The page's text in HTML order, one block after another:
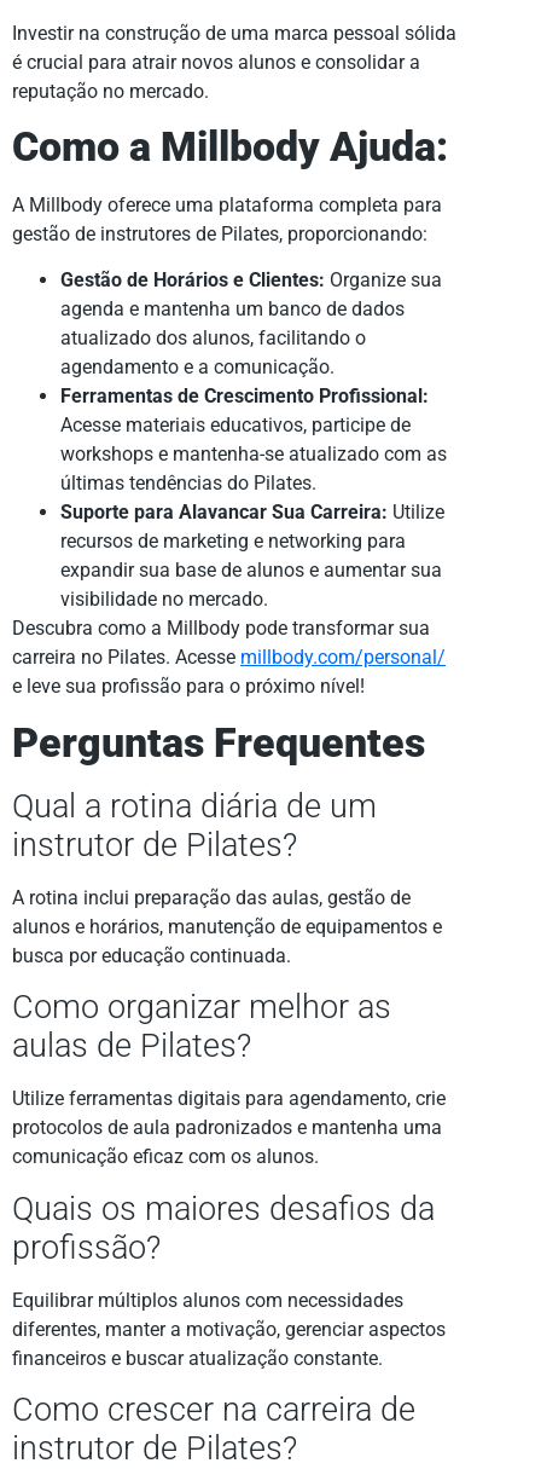
Investir na construção de uma marca pessoal sólida
é crucial para atrair novos alunos e consolidar a
reputação no mercado.
Como a Millbody Ajuda:
A Millbody oferece uma plataforma completa para
gestão de instrutores de Pilates, proporcionando:
Gestão de Horários e Clientes: Organize sua
agenda e mantenha um banco de dados
atualizado dos alunos, facilitando o
agendamento e a comunicação.
Ferramentas de Crescimento Profissional:
Acesse materiais educativos, participe de
workshops e mantenha-se atualizado com as
últimas tendências do Pilates.
Suporte para Alavancar Sua Carreira: Utilize
recursos de marketing e networking para
expandir sua base de alunos e aumentar sua
visibilidade no mercado.
Descubra como a Millbody pode transformar sua
carreira no Pilates. Acesse millbody.com/personal/
e leve sua profissão para o próximo nível!
Perguntas Frequentes
Qual a rotina diária de um
instrutor de Pilates?
A rotina inclui preparação das aulas, gestão de
alunos e horários, manutenção de equipamentos e
busca por educação continuada.
Como organizar melhor as
aulas de Pilates?
Utilize ferramentas digitais para agendamento, crie
protocolos de aula padronizados e mantenha uma
comunicação eficaz com os alunos.
Quais os maiores desafios da
profissão?
Equilibrar múltiplos alunos com necessidades
diferentes, manter a motivação, gerenciar aspectos
financeiros e buscar atualização constante.
Como crescer na carreira de
instrutor de Pilates?